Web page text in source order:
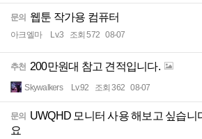
문의 웹툰 작가용 컴퓨터
아크엘마 Lv.3 조회 572 08-07
추천 200만원대 참고 견적입니다.
Skywalkers Lv.92 조회 362 08-07
문의 UWQHD 모니터 사용 해보고 싶습니
요